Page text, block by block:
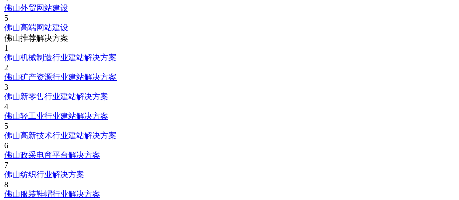
佛山外贸网站建设
5
佛山高端网站建设
佛山推荐解决方案
1
佛山机械制造行业建站解决方案
2
佛山矿产资源行业建站解决方案
3
佛山新零售行业建站解决方案
4
佛山轻工业行业建站解决方案
5
佛山高新技术行业建站解决方案
6
佛山政采电商平台解决方案
7
佛山纺织行业解决方案
8
佛山服装鞋帽行业解决方案